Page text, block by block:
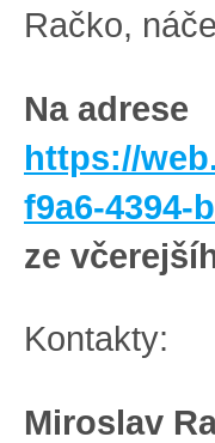
Račko,
Na adrese
https://
f9a6-4394-
ze
Kontakty:
Miroslav